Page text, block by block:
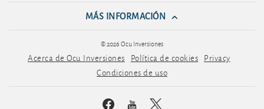
MÁS INFORMACIÓN
© 2026 Ocu Inversiones
Acerca de Ocu Inversiones Política de cookies Privacy
Condiciones de uso